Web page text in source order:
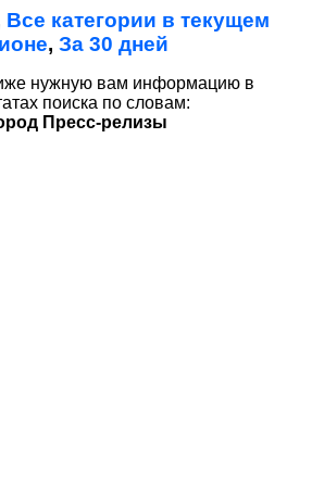
Все категории в текущем
, За 30 дней
нужную вам информацию в
поиска по словам:
Пресс-релизы